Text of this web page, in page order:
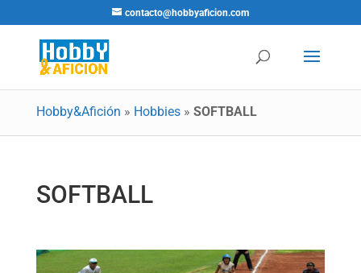
contacto@hobbyaficion.com
Hobby&Afición » Hobbies» SOFTBALL
SOFTBALL